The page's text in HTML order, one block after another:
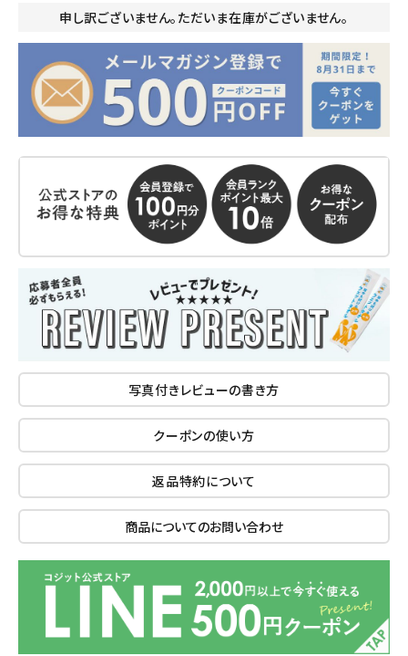
申し訳ございません。ただいま在庫がございません。
写真付きレビューの書き方
クーポンの使い方
返品特約について
商品についてのお問い合わせ